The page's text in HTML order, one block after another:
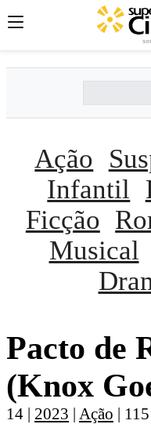
Ação
Infantil
Ficção
Musical
Pacto de
(Knox
14 | 2023 | Ação |